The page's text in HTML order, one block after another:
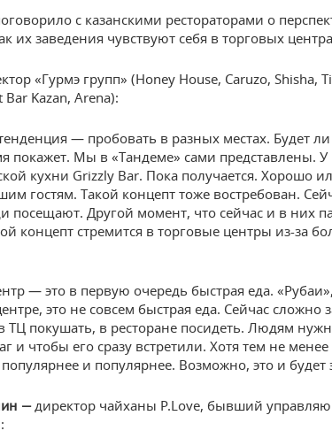
с казанскими рестораторами о
их заведения чувствуют себя в торговых
«Гурмэ групп» (Honey House, Caruzo, Shisha,
Kazan, Arena):
— пробовать в разных местах. Будет ли
покажет. Мы в «Тандеме» сами представлены. У
кухни Grizzly Bar. Пока получается. Хорошо
гостям. Такой концепт тоже востребован.
посещают. Другой момент, что сейчас и в них
концепт стремится в торговые центры из-за
— это в первую очередь быстрая еда. «Рубаи»,
это не совсем быстрая еда. Сейчас сложно
ТЦ покушать, в ресторане посидеть. Людям
и чтобы его сразу встретили. Хотя тем не менее
популярнее и популярнее. Возможно, это и
—директор чайханы P.Love, бывший